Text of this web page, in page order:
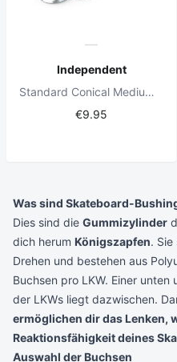
Independent
Standard Conical Medium hard 92a Blue Bushings
€9.95
Was sind Skateboard-
Dies sind die Gummizylinder
dich herum Königszapfen.
Drehen und bestehen aus
Buchsen pro LKW. Einer
der LKWs liegt dazwischen.
ermöglichen dir das Lenken,
Reaktionsfähigkeit deines
Auswahl der Buchsen